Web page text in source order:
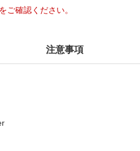
ご確認ください。
注意事項